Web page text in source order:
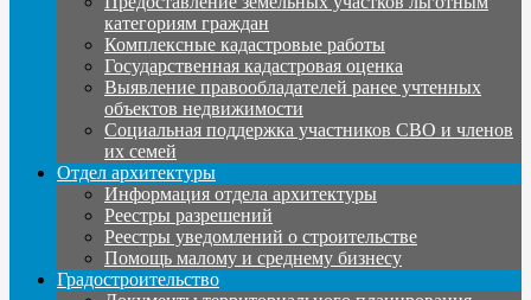
категориям граждан
Комплексные кадастровые работы
Государственная кадастровая оценка
Выявление правообладателей ранее учтенных
объектов недвижимости
Социальная поддержка участников СВО и членов
их семей
Отдел архитектуры
Информация отдела архитектуры
Реестры разрешений
Реестры уведомлений о строительстве
Помощь малому и среднему бизнесу
Градостроительство